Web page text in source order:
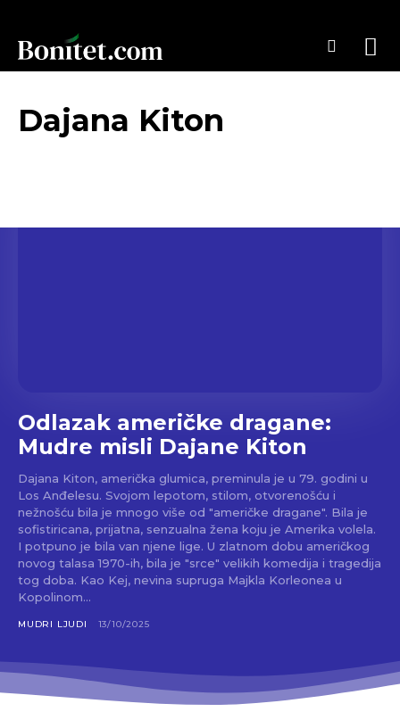
Dajana Kiton
Odlazak američke dragane:
Mudre misli Dajane Kiton
Dajana Kiton, američka glumica, preminula je u 79. godini u
Los Anđelesu. Svojom lepotom, stilom, otvorenošću i
nežnošću bila je mnogo više od "američke dragane". Bila je
sofistiricana, prijatna, senzualna žena koju je Amerika volela.
I potpuno je bila van njene lige. U zlatnom dobu američkog
novog talasa 1970-ih, bila je "srce" velikih komedija i tragedija
tog doba. Kao Kej, nevina supruga Majkla Korleonea u
Kopolinom...
MUDRI LJUDI 13/10/2025